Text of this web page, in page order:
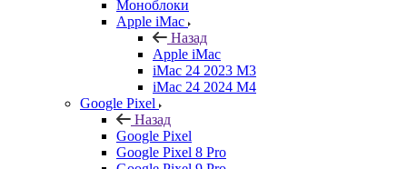
Моноблоки
Apple iMac
Назад
Apple iMac
iMac 24 2023 M3
iMac 24 2024 M4
Google Pixel
Назад
Google Pixel
Google Pixel 8 Pro